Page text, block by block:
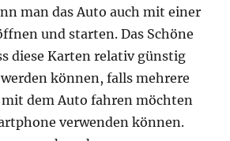
man das Auto auch mit einer
und starten. Das Schöne
diese Karten relativ günstig
können, falls mehrere
dem Auto fahren möchten
verwenden können.